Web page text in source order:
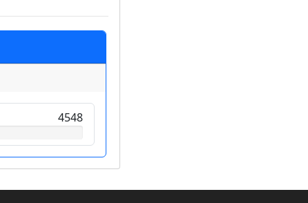
4548